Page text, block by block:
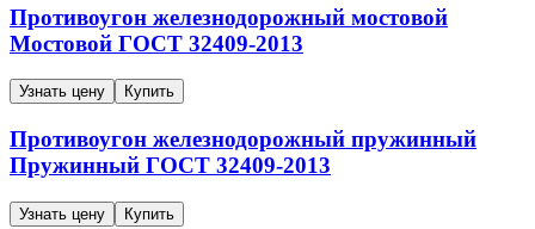
Противоугон железнодорожный мостовой
Мостовой ГОСТ 32409-2013
Узнать цену Купить
Противоугон железнодорожный пружинный
Пружинный ГОСТ 32409-2013
Узнать цену Купить